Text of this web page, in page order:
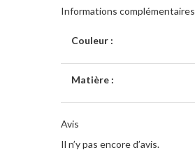
Informations complémentaires
Couleur :
Matière :
Avis
Il n’y pas encore d’avis.